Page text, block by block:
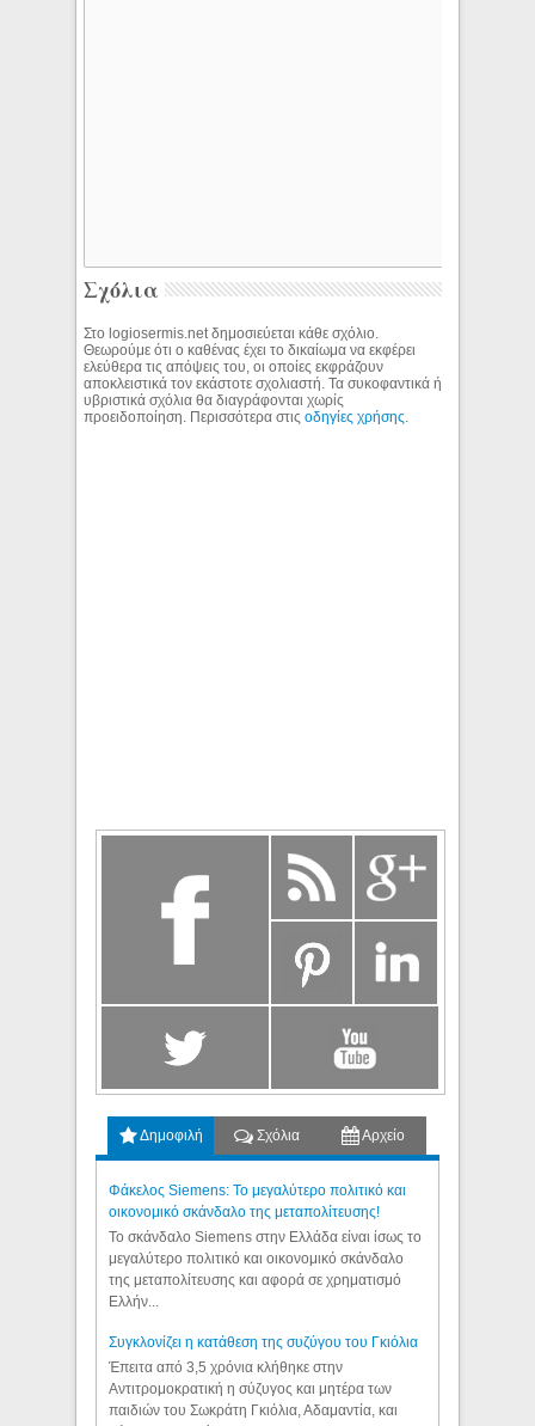
Σχόλια
Στο logiosermis.net δημοσιεύεται κάθε σχόλιο.
Θεωρούμε ότι ο καθένας έχει το δικαίωμα να εκφέρει
ελεύθερα τις απόψεις του, οι οποίες εκφράζουν
αποκλειστικά τον εκάστοτε σχολιαστή. Τα συκοφαντικά ή
υβριστικά σχόλια θα διαγράφονται χωρίς
προειδοποίηση. Περισσότερα στιςοδηγίες χρήσης
Δημοφιλή Σχόλια Αρχείο
Φάκελος Siemens: Το μεγαλύτερο πολιτικό και
οικονομικό σκάνδαλο της μεταπολίτευσης!
Το σκάνδαλο Siemens στην Ελλάδα είναι ίσως το
μεγαλύτερο πολιτικό και οικονομικό σκάνδαλο
της μεταπολίτευσης και αφορά σε χρηματισμό
Ελλήν...
Συγκλονίζει η κατάθεση της συζύγου του Γκιόλια
Έπειτα από 3,5 χρόνια κλήθηκε στην
Αντιτρομοκρατική η σύζυγος και μητέρα των
παιδιών του Σωκράτη Γκιόλια, Αδαμαντία, και